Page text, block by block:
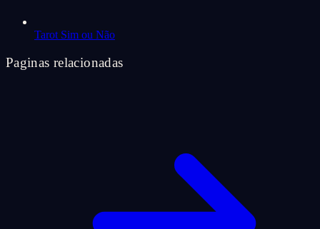
Tarot Sim ou Não
Paginas relacionadas